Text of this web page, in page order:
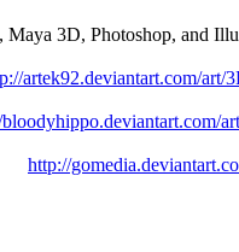
Maya 3D, Photoshop, and
artek92.deviantart.com/art/
http://